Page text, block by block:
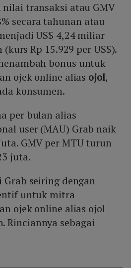
transaksi atau GMV
secara tahunan atau
US$ 4,24 miliar
Rp 15.929 per US$).
bonus untuk
ojek online alias ojol,
konsumen.
per bulan alias
user (MAU) Grab naik
GMV per MTU turun
juta.
seiring dengan
untuk mitra
ojek online alias ojol
Rinciannya sebagai